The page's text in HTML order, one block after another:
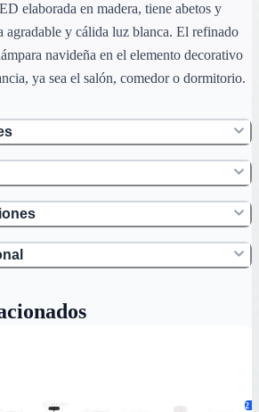
elaborada en madera, tiene abetos y
agradable y cálida luz blanca. El refinado
navideña en el elemento decorativo
ya sea el salón, comedor o dormitorio.
2